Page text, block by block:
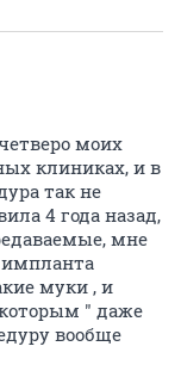
моих
клиниках, и в
так не
4 года назад,
мне
муки , и
" даже
вообще